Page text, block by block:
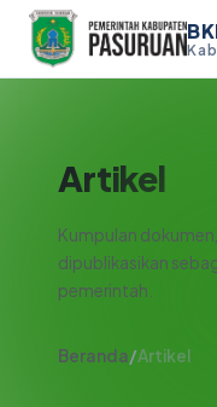
Artikel
Kumpulan
dipublikasikan
pemerintah.
Beranda/Artikel